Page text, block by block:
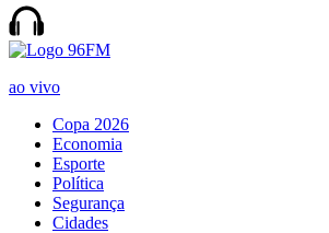
ao vivo
Copa 2026
Economia
Esporte
Política
Segurança
Cidades